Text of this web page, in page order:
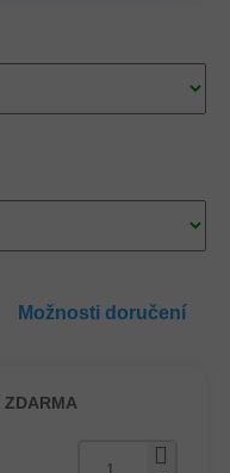
Možnosti doručení
ZDARMA